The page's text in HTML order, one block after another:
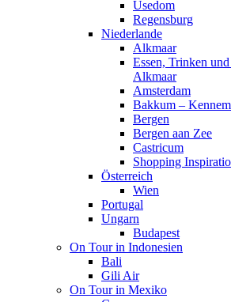
Usedom
Regensburg
Niederlande
Alkmaar
Essen, Trinken
Alkmaar
Amsterdam
Bakkum –
Bergen
Bergen aan Zee
Castricum
Shopping
Österreich
Wien
Portugal
Ungarn
Budapest
On Tour in Indonesien
Bali
Gili Air
On Tour in Mexiko